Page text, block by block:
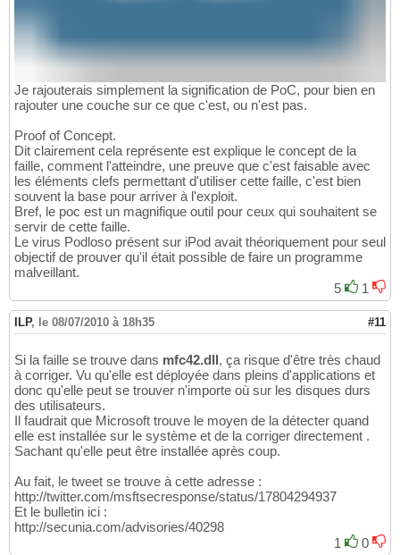
Je rajouterais simplement la signification de PoC, pour bien en
rajouter une couche sur ce que c'est, ou n'est pas.
Proof of Concept.
Dit clairement cela représente est explique le concept de la
faille, comment l'atteindre, une preuve que c'est faisable avec
les éléments clefs permettant d'utiliser cette faille, c'est bien
souvent la base pour arriver à l'exploit.
Bref, le poc est un magnifique outil pour ceux qui souhaitent se
servir de cette faille.
Le virus Podloso présent sur iPod avait théoriquement pour seul
objectif de prouver qu'il était possible de faire un programme
malveillant.
5
1
ILP, le 08/07/2010 à 18h35 #11
Si la faille se trouve dans mfc42.dll, ça risque d'être très chaud
à corriger. Vu qu'elle est déployée dans pleins d'applications et
donc qu'elle peut se trouver n'importe où sur les disques durs
des utilisateurs.
Il faudrait que Microsoft trouve le moyen de la détecter quand
elle est installée sur le système et de la corriger directement .
Sachant qu'elle peut être installée après coup.
Au fait, le tweet se trouve à cette adresse :
http://twitter.com/msftsecresponse/status/17804294937
Et le bulletin ici :
http://secunia.com/advisories/40298
1
0